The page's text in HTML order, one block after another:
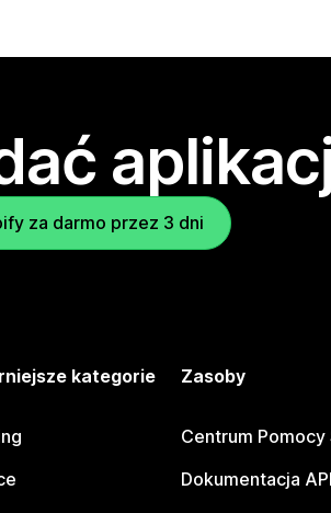
za darmo przez 3 dni
kategorie Zasoby
Centrum Pomocy
Dokumentacja API